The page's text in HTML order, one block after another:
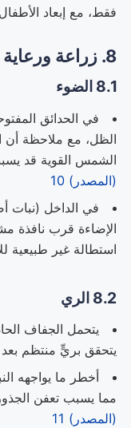
فقط، مع إبعاد
8. زراعة ورعاية
8.1 الضوء
في الحدائق
الظل، مع ملاحظة أن
الشمس القوية قد
(المصدر) 10
في الداخل (نبات
الإضاءة قرب نافذة
استطالة غير طبيعية
8.2 الري
يتحمل الجفاف
يتحقق بريٍّ منتظم
أخطر ما يواجهه
مما يسبب تعفن
(المصدر) 11